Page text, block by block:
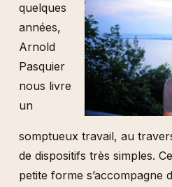
quelques
années,
Arnold
Pasquier
nous livre
un
somptueux travail, au
de dispositifs très simples.
petite forme s’accompagne